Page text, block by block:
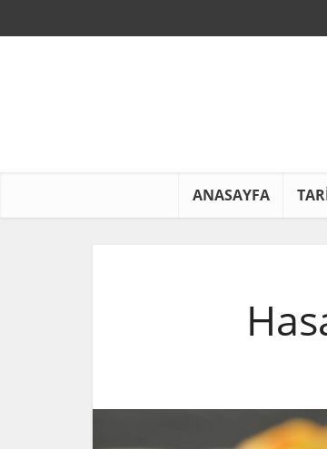
ANASAYFA